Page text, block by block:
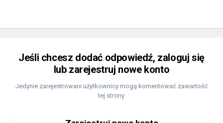
Jeśli chcesz dodać odpowiedź, zaloguj się
lub zarejestruj nowe konto
Jedynie zarejestrowani użytkownicy mogą komentować zawartość
tej strony.